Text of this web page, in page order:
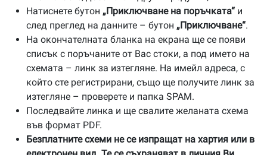
Натиснете бутон „Приключване на поръчката“ и
след преглед на данните – бутон „Приключване“.
На окончателната бланка на екрана ще се появи
списък с поръчаните от Вас стоки, а под името на
схемата – линк за изтегляне. На имейл адреса, с
който сте регистрирани, също ще получите линк за
изтегляне – проверете и папка SPAM.
Последвайте линка и ще свалите желаната схема
във формат PDF.
Безплатните схеми не се изпращат на хартия или в